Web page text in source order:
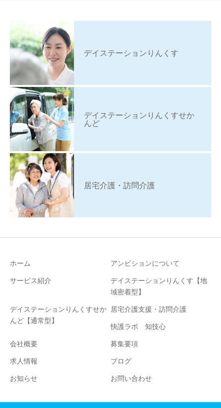
デイステーションりんくす
デイステーションりんくすせか
んど
居宅介護・訪問介護
ホーム
アンビションについて
サービス紹介
デイステーションりんくす【地
域密着型】
デイステーションりんくすせか
んど【通常型】
居宅介護支援・訪問介護
快護ラボ 知技心
会社概要
募集要項
求人情報
ブログ
お知らせ
お問い合わせ